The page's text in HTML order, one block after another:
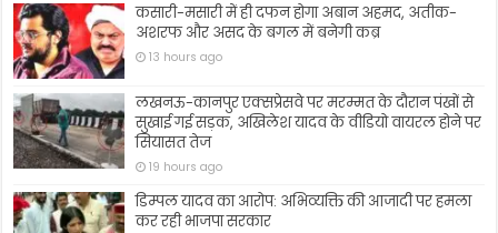
कसारी-मसारी में ही दफन होगा अबान अहमद, अतीक-
अशरफ और असद के बगल में बनेगी कब्र
13 hours ago
लखनऊ-कानपुर एक्सप्रेसवे पर मरम्मत के दौरान पंखों से
सुखाई गई सड़क, अखिलेश यादव के वीडियो वायरल होने पर
सियासत तेज
19 hours ago
डिम्पल यादव का आरोप: अभिव्यक्ति की आजादी पर हमला
कर रही भाजपा सरकार